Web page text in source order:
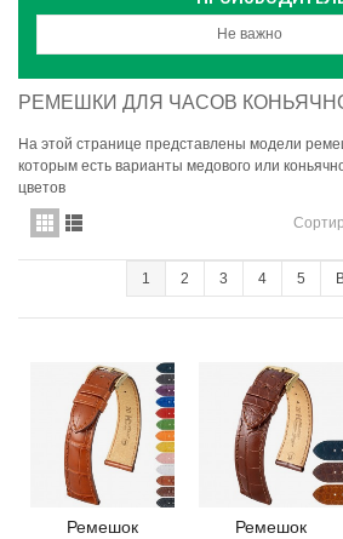
Не важно
РЕМЕШКИ ДЛЯ ЧАСОВ
На этой странице представлены модели
которым есть варианты медового или
цветов
1 2 3 4 5
Ремешок
Ремешок